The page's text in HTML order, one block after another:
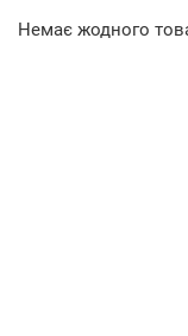
Немає жодного